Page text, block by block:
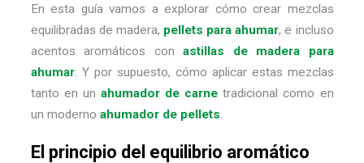
En esta guía vamos a explorar cómo crear mezclas
equilibradas de madera, pellets para ahumar, e incluso
acentos aromáticos con astillas de madera para
ahumar. Y por supuesto, cómo aplicar estas mezclas
tanto en un ahumador de carne tradicional como en
un moderno ahumador de pellets
El principio del equilibrio aromático